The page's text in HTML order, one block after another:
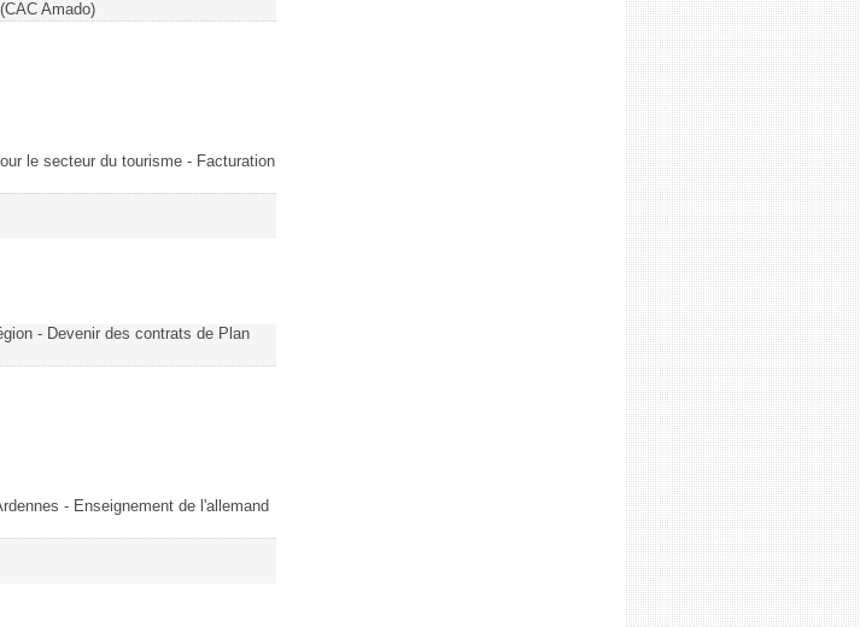
Amado)
le secteur du tourisme - Facturation
- Devenir des contrats de Plan
- Enseignement de l'allemand